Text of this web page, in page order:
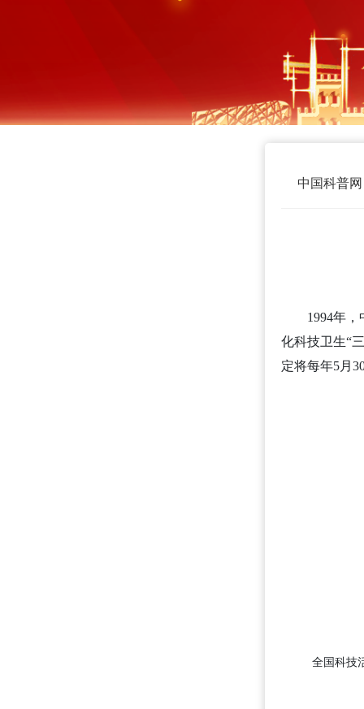
中国科普网
1994年
化科技卫生“
定将每年5月
全国科技